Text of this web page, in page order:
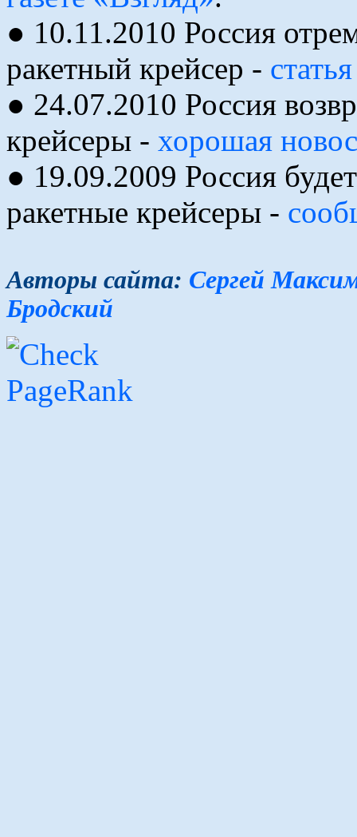
● 10.11.2010 Россия
ракетный крейсер -
● 24.07.2010 Россия
крейсеры - хорошая
● 19.09.2009 Россия
ракетные крейсеры -
Авторы сайта: Сергей
Бродский